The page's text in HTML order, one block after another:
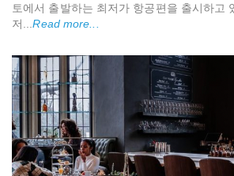
토에서 출발하는 최저가 항공편을 출시하고
저...Read more...